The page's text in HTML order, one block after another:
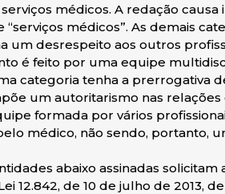
médicos. A redação
“serviços médicos”. As demais
um desrespeito aos outros
é feito por uma equipe
categoria tenha a prerrogativa
um autoritarismo nas
formada por vários
médico, não sendo, portanto,
abaixo assinadas
12.842, de 10 de julho de 2013,